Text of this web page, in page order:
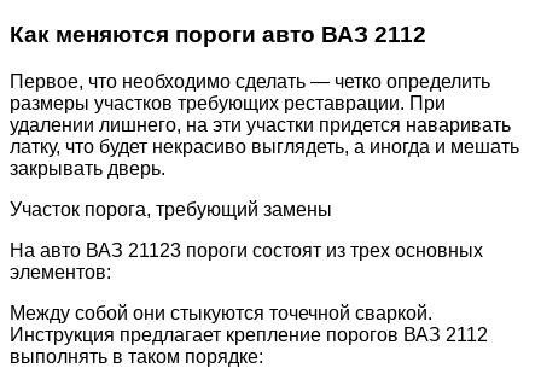
Как меняются пороги авто ВАЗ 2112
Первое, что необходимо сделать — четко определить
размеры участков требующих реставрации. При
удалении лишнего, на эти участки придется наваривать
латку, что будет некрасиво выглядеть, а иногда и мешать
закрывать дверь.
Участок порога, требующий замены
На авто ВАЗ 21123 пороги состоят из трех основных
элементов:
Между собой они стыкуются точечной сваркой.
Инструкция предлагает крепление порогов ВАЗ 2112
выполнять в таком порядке: